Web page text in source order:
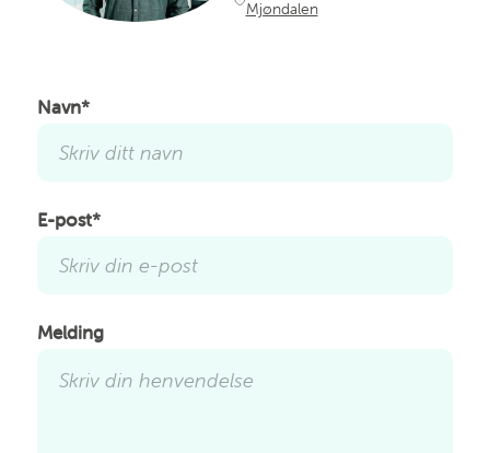
Mjøndalen
Navn*
E-post*
Melding